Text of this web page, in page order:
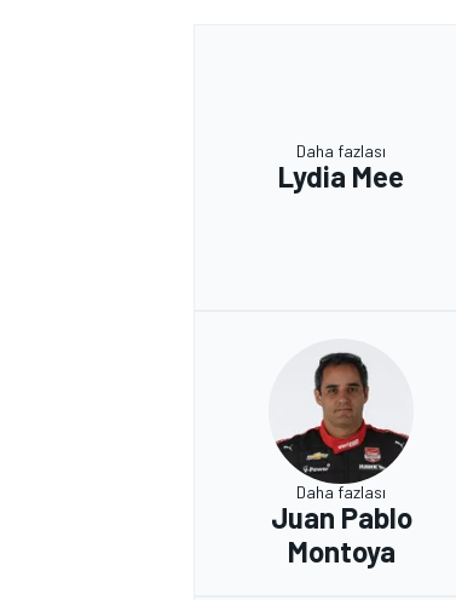
Daha fazlası
Lydia Mee
Daha fazlası
Juan Pablo
Montoya